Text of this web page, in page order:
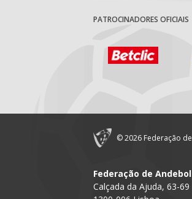
PATROCINADORES OFICIAIS
© 2026 Federação
Federação de
Calçada da Ajuda, 63-69